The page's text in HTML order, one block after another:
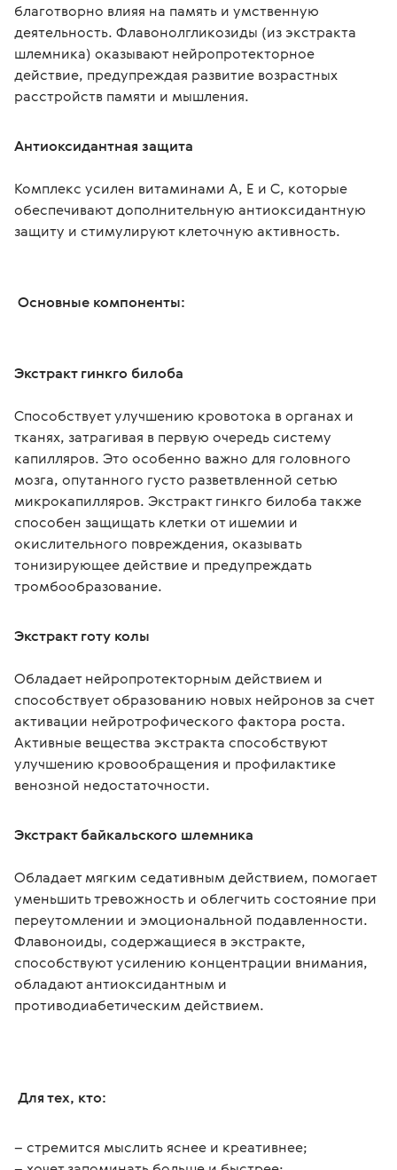
благотворно влияя на память и умственную
деятельность. Флавонолгликозиды (из экстракта
шлемника) оказывают нейропротекторное
действие, предупреждая развитие возрастных
расстройств памяти и мышления.
Антиоксидантная защита
Комплекс усилен витаминами А, Е и С, которые
обеспечивают дополнительную антиоксидантную
защиту и стимулируют клеточную активность.
Основные компоненты:
Экстракт гинкго билоба
Способствует улучшению кровотока в органах и
тканях, затрагивая в первую очередь систему
капилляров. Это особенно важно для головного
мозга, опутанного густо разветвленной сетью
микрокапилляров. Экстракт гинкго билоба также
способен защищать клетки от ишемии и
окислительного повреждения, оказывать
тонизирующее действие и предупреждать
тромбообразование.
Экстракт готу колы
Обладает нейропротекторным действием и
способствует образованию новых нейронов за счет
активации нейротрофического фактора роста.
Активные вещества экстракта способствуют
улучшению кровообращения и профилактике
венозной недостаточности.
Экстракт байкальского шлемника
Обладает мягким седативным действием, помогает
уменьшить тревожность и облегчить состояние при
переутомлении и эмоциональной подавленности.
Флавоноиды, содержащиеся в экстракте,
способствуют усилению концентрации внимания,
обладают антиоксидантным и
противодиабетическим действием.
Для тех, кто:
– стремится мыслить яснее и креативнее;